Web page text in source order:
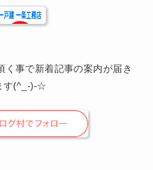
く事で新着記事の案内が届き
す(^_-)-☆